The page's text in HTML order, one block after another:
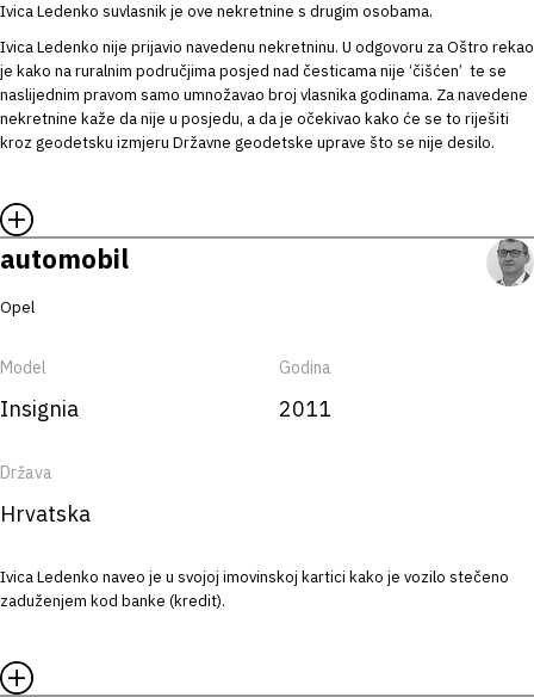
Ivica Ledenko suvlasnik je ove nekretnine s drugim osobama.
Ivica Ledenko nije prijavio navedenu nekretninu. U odgovoru za Oštro rekao
je kako na ruralnim područjima posjed nad česticama nije ‘čišćen’ te se
naslijednim pravom samo umnožavao broj vlasnika godinama. Za navedene
nekretnine kaže da nije u posjedu, a da je očekivao kako će se to riješiti
kroz geodetsku izmjeru Državne geodetske uprave što se nije desilo.
automobil
Opel
Model
Insignia
Godina
2011
Država
Hrvatska
Ivica Ledenko naveo je u svojoj imovinskoj kartici kako je vozilo stečeno
zaduženjem kod banke (kredit).